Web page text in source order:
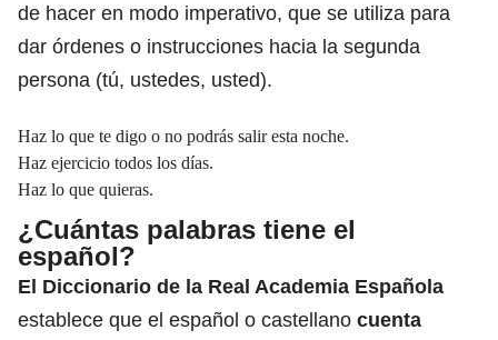
de hacer en modo imperativo, que se utiliza para
dar órdenes o instrucciones hacia la segunda
persona (tú, ustedes, usted).
Haz lo que te digo o no podrás salir esta noche.
Haz ejercicio todos los días.
Haz lo que quieras.
¿Cuántas palabras tiene el
español?
El Diccionario de la Real Academia Española
establece que el español o castellano cuenta